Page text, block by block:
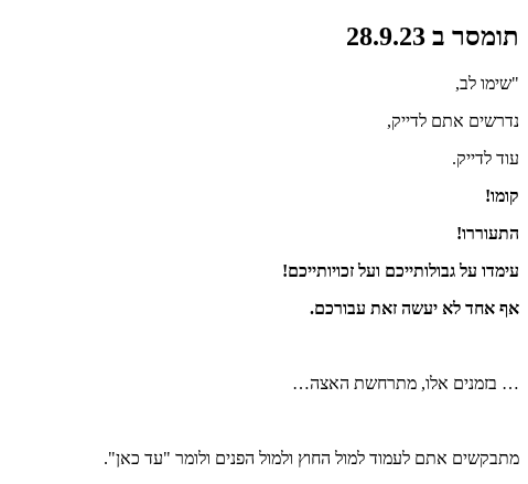
תומסר ב 28.9.23
"שימו לב,
נדרשים אתם לדייק,
עוד לדייק.
קומו!
התעוררו!
עימדו על גבולותייכם ועל זכויותייכם!
אף אחד לא יעשה זאת עבורכם.
… בזמנים אלו, מתרחשת האצה…
מתבקשים אתם לעמוד למול החוץ ולמול הפנים ולומר "עד כאן".